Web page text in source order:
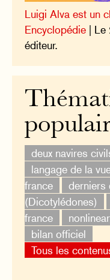
Luigi Alva est un
Encyclopédie | Le
éditeur.
deux navires
langage de la
france
derniers
(Dicotylédones)
france
bilan officiel
Tous les